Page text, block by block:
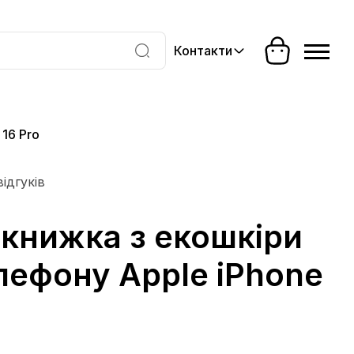
Контакти
Pro
з екошкіри
Apple iPhone